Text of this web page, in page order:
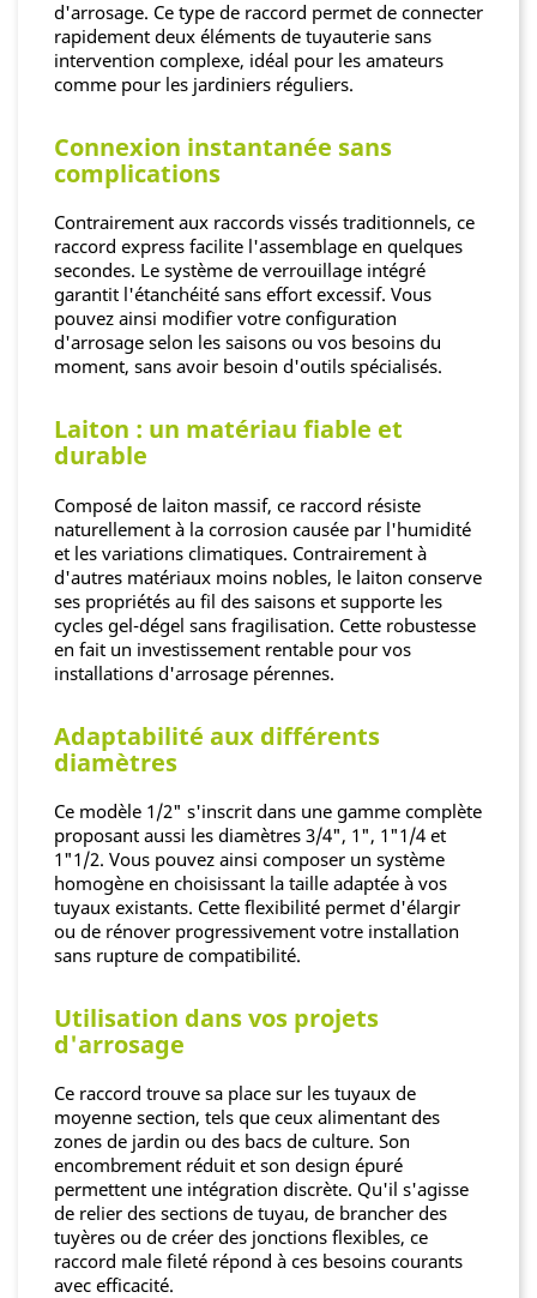
d'arrosage. Ce type de raccord permet de connecter
rapidement deux éléments de tuyauterie sans
intervention complexe, idéal pour les amateurs
comme pour les jardiniers réguliers.
Connexion instantanée sans
complications
Contrairement aux raccords vissés traditionnels, ce
raccord express facilite l'assemblage en quelques
secondes. Le système de verrouillage intégré
garantit l'étanchéité sans effort excessif. Vous
pouvez ainsi modifier votre configuration
d'arrosage selon les saisons ou vos besoins du
moment, sans avoir besoin d'outils spécialisés.
Laiton : un matériau fiable et
durable
Composé de laiton massif, ce raccord résiste
naturellement à la corrosion causée par l'humidité
et les variations climatiques. Contrairement à
d'autres matériaux moins nobles, le laiton conserve
ses propriétés au fil des saisons et supporte les
cycles gel-dégel sans fragilisation. Cette robustesse
en fait un investissement rentable pour vos
installations d'arrosage pérennes.
Adaptabilité aux différents
diamètres
Ce modèle 1/2" s'inscrit dans une gamme complète
proposant aussi les diamètres 3/4", 1", 1"1/4 et
1"1/2. Vous pouvez ainsi composer un système
homogène en choisissant la taille adaptée à vos
tuyaux existants. Cette flexibilité permet d'élargir
ou de rénover progressivement votre installation
sans rupture de compatibilité.
Utilisation dans vos projets
d'arrosage
Ce raccord trouve sa place sur les tuyaux de
moyenne section, tels que ceux alimentant des
zones de jardin ou des bacs de culture. Son
encombrement réduit et son design épuré
permettent une intégration discrète. Qu'il s'agisse
de relier des sections de tuyau, de brancher des
tuyères ou de créer des jonctions flexibles, ce
raccord male fileté répond à ces besoins courants
avec efficacité.